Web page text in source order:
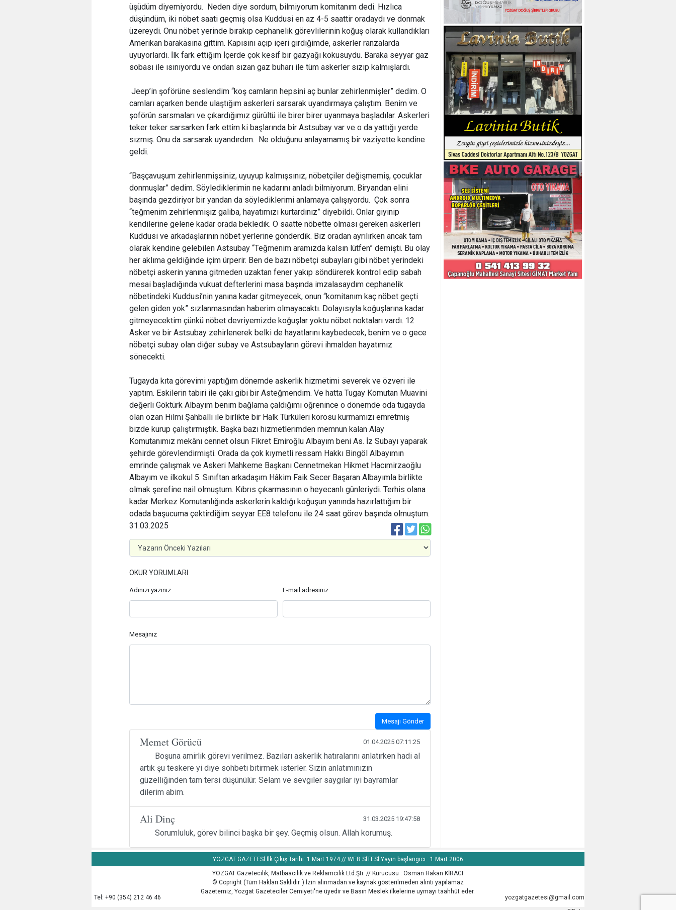
üşüdüm diyemiyordu. Neden diye sordum, bilmiyorum komitanım dedi. Hızlıca
düşündüm, iki nöbet saati geçmiş olsa Kuddusi en az 4-5 saattir oradaydı ve donmak
üzereydi. Onu nöbet yerinde bırakıp cephanelik görevlilerinin koğuş olarak kullandıkları
Amerikan barakasına gittim. Kapısını açıp içeri girdiğimde, askerler ranzalarda
uyuyorlardı. İlk fark ettiğim İçerde çok kesif bir gazyağı kokusuydu. Baraka seyyar gaz
sobası ile ısınıyordu ve ondan sızan gaz buharı ile tüm askerler sızıp kalmışlardı.
Jeep’in şoförüne seslendim “koş camların hepsini aç bunlar zehirlenmişler” dedim. O
camları açarken bende ulaştığım askerleri sarsarak uyandırmaya çalıştım. Benim ve
şoförün sarsmaları ve çıkardığımız gürültü ile birer birer uyanmaya başladılar. Askerleri
teker teker sarsarken fark ettim ki başlarında bir Astsubay var ve o da yattığı yerde
sızmış. Onu da sarsarak uyandırdım. Ne olduğunu anlayamamış bir vaziyette kendine
geldi.
“Başçavuşum zehirlenmişsiniz, uyuyup kalmışsınız, nöbetçiler değişmemiş, çocuklar
donmuşlar” dedim. Söylediklerimin ne kadarını anladı bilmiyorum. Biryandan elini
başında gezdiriyor bir yandan da söylediklerimi anlamaya çalışıyordu. Çok sonra
“teğmenim zehirlenmişiz galiba, hayatımızı kurtardınız” diyebildi. Onlar giyinip
kendilerine gelene kadar orada bekledik. O saatte nöbette olması gereken askerleri
Kuddusi ve arkadaşlarının nöbet yerlerine gönderdik. Biz oradan ayrılırken ancak tam
olarak kendine gelebilen Astsubay “Teğmenim aramızda kalsın lütfen” demişti. Bu olay
her aklıma geldiğinde içim ürperir. Ben de bazı nöbetçi subayları gibi nöbet yerindeki
nöbetçi askerin yanına gitmeden uzaktan fener yakıp söndürerek kontrol edip sabah
mesai başladığında vukuat defterlerini masa başında imzalasaydım cephanelik
nöbetindeki Kuddusi’nin yanına kadar gitmeyecek, onun “komitanım kaç nöbet geçti
gelen giden yok” sızlanmasından haberim olmayacaktı. Dolayısıyla koğuşlarına kadar
gitmeyecektim çünkü nöbet devriyemizde koğuşlar yoktu nöbet noktaları vardı. 12
Asker ve bir Astsubay zehirlenerek belki de hayatlarını kaybedecek, benim ve o gece
nöbetçi subay olan diğer subay ve Astsubayların görevi ihmalden hayatımız
sönecekti.
Tugayda kıta görevimi yaptığım dönemde askerlik hizmetimi severek ve özveri ile
yaptım. Eskilerin tabiri ile çakı gibi bir Asteğmendim. Ve hatta Tugay Komutan Muavini
değerli Göktürk Albayım benim bağlama çaldığımı öğrenince o dönemde oda tugayda
olan ozan Hilmi Şahballı ile birlikte bir Halk Türküleri korosu kurmamızı emretmiş
bizde kurup çalıştırmıştık. Başka bazı hizmetlerimden memnun kalan Alay
Komutanımız mekânı cennet olsun Fikret Emiroğlu Albayım beni As. İz Subayı yaparak
şehirde görevlendirmişti. Orada da çok kıymetli ressam Hakkı Bingöl Albayımın
emrinde çalışmak ve Askeri Mahkeme Başkanı Cennetmekan Hikmet Hacımirzaoğlu
Albayım ve ilkokul 5. Sınıftan arkadaşım Hâkim Faik Secer Başaran Albayımla birlikte
olmak şerefine nail olmuştum. Kıbrıs çıkarmasının o heyecanlı günleriydi. Terhis olana
kadar Merkez Komutanlığında askerlerin kaldığı koğuşun yanında hazırlattığım bir
odada başucuma çektirdiğim seyyar EE8 telefonu ile 24 saat görev başında olmuştum.
31.03.2025
OKUR YORUMLARI
Adınızı yazınız E-mail adresiniz
Mesajınız
Mesajı Gönder
Memet Görücü 01.04.2025 07:11:25
Boşuna amirlik görevi verilmez. Bazıları askerlik hatıralarını anlatırken hadi al
artık şu teskere yi diye sohbeti bitirmek isterler. Sizin anlatımınızın
güzelliğinden tam tersi düşünülür. Selam ve sevgiler saygılar iyi bayramlar
dilerim abim.
Ali Dinç 31.03.2025 19:47:58
Sorumluluk, görev bilinci başka bir şey. Geçmiş olsun. Allah korumuş.
YOZGAT GAZETESİ İlk Çıkış Tarihi: 1 Mart 1974 // WEB SİTESİ Yayın başlangıcı : 1 Mart 2006
Tel: +90 (354) 212 46 46
YOZGAT Gazetecilik, Matbaacılık ve Reklamcılık Ltd.Şti. // Kurucusu : Osman Hakan KİRACI
© Copright (Tüm Hakları Saklıdır. ) İzin alınmadan ve kaynak gösterilmeden alıntı yapılamaz
Gazetemiz, Yozgat Gazeteciler Cemiyeti'ne üyedir ve Basın Meslek ilkelerine uymayı taahhüt eder.
yozgatgazetesi@gmail.com